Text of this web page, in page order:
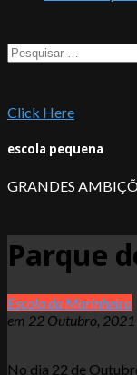
Search
Click Here
escola pequena
GRANDES
Parque
Escola da Marinheira
em 22 Outubro, 2021
No dia 22 de